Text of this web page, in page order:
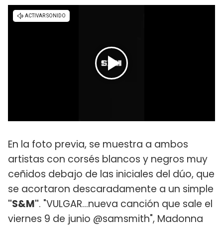
En la foto previa, se muestra a ambos
artistas con corsés blancos y negros muy
ceñidos debajo de las iniciales del dúo, que
se acortaron descaradamente a un simple
"S&M". "VULGAR...nueva canción que sale el
viernes 9 de junio @samsmith", Madonna